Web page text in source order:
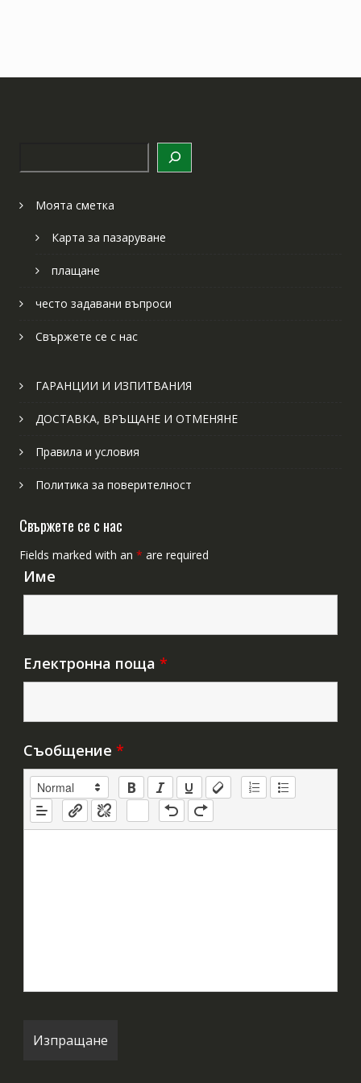
Моята сметка
Карта за пазаруване
плащане
често задавани въпроси
Свържете се с нас
ГАРАНЦИИ И ИЗПИТВАНИЯ
ДОСТАВКА, ВРЪЩАНЕ И ОТМЕНЯНЕ
Правила и условия
Политика за поверителност
Свържете се с нас
Fields marked with an * are required
Име
Електронна поща *
Съобщение *